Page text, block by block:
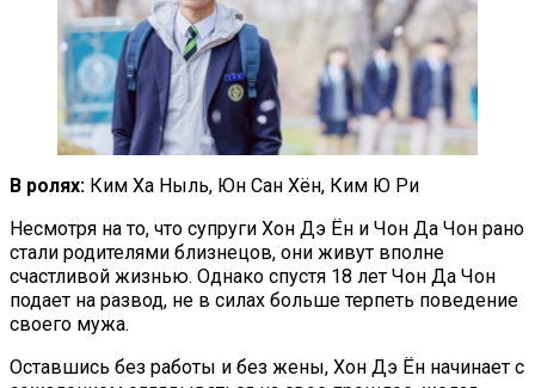
В ролях: Ким Ха Ныль, Юн Сан Хён, Ким Ю Ри
Несмотря на то, что супруги Хон Дэ Ён и Чон Да Чон рано
стали родителями близнецов, они живут вполне
счастливой жизнью. Однако спустя 18 лет Чон Да Чон
подает на развод, не в силах больше терпеть поведение
своего мужа.
Оставшись без работы и без жены, Хон Дэ Ён начинает с